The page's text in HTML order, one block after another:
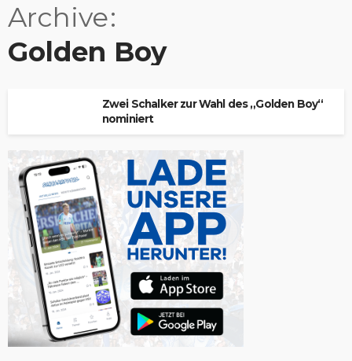
Archive
Golden Boy
Zwei Schalker zur Wahl des „Golden Boy“
nominiert